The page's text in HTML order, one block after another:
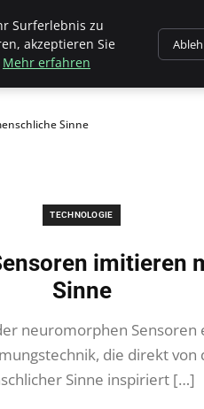
Sinne
TECHNOLOGIE
imitieren
Sinne
neuromorphen
die direkt von
Sinne inspiriert […]
Surferlebnis zu
akzeptieren Sie
Mehr erfahren